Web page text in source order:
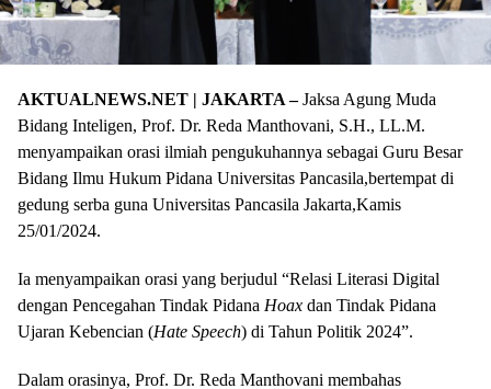
AKTUALNEWS.NET | JAKARTA –Jaksa Agung Muda
Bidang Inteligen, Prof. Dr. Reda Manthovani, S.H., LL.M.
menyampaikan orasi ilmiah pengukuhannya sebagai Guru Besar
Bidang Ilmu Hukum Pidana Universitas Pancasila,bertempat di
gedung serba guna Universitas Pancasila Jakarta,Kamis
25/01/2024.
Ia menyampaikan orasi yang berjudul “Relasi Literasi Digital
dengan Pencegahan Tindak Pidana Hoax dan Tindak Pidana
Ujaran Kebencian (Hate Speech) di Tahun Politik 2024”.
Dalam orasinya, Prof. Dr. Reda Manthovani membahas